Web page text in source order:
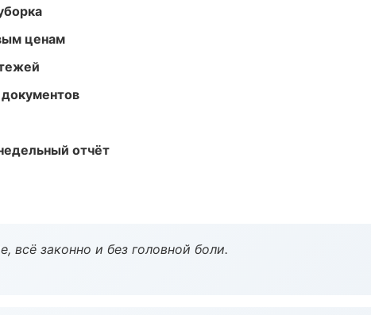
ценам
отчёт
всё законно и без головной боли.